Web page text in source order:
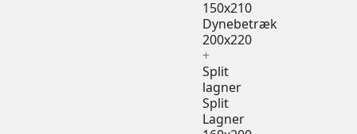
150x210
Dynebetræk
200x220
+
Split
lagner
Split
Lagner